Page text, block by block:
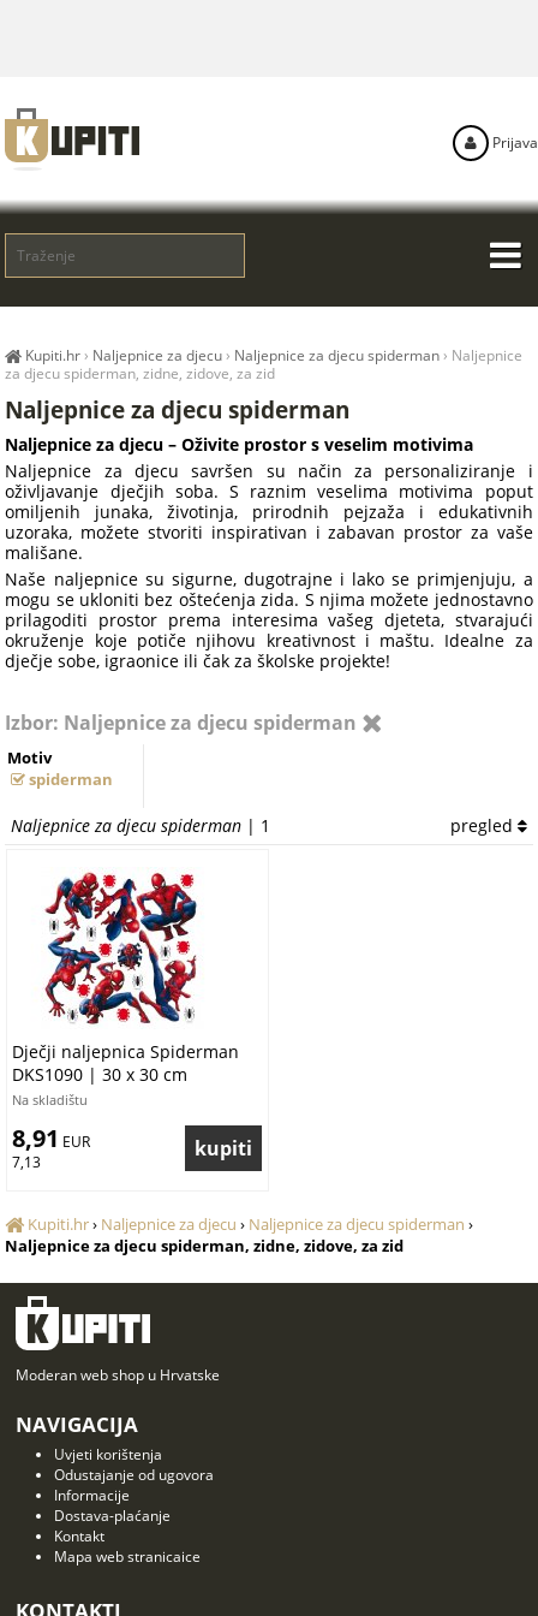
Kupiti.hr› Naljepnice za djecu › Naljepnice za djecu spiderman › Naljepnice
za djecu spiderman, zidne, zidove, za zid
Naljepnice za djecu spiderman
Naljepnice za djecu – Oživite prostor s veselim motivima
Naljepnice za djecu savršen su način za personaliziranje i
oživljavanje dječjih soba. S raznim veselima motivima poput
omiljenih junaka, životinja, prirodnih pejzaža i edukativnih
uzoraka, možete stvoriti inspirativan i zabavan prostor za vaše
mališane.
Naše naljepnice su sigurne, dugotrajne i lako se primjenjuju, a
mogu se ukloniti bez oštećenja zida. S njima možete jednostavno
prilagoditi prostor prema interesima vašeg djeteta, stvarajući
okruženje koje potiče njihovu kreativnost i maštu. Idealne za
dječje sobe, igraonice ili čak za školske projekte!
Izbor: Naljepnice za djecu spiderman
Motiv
spiderman
Naljepnice za djecu spiderman | 1 pregled
Dječji naljepnica Spiderman
DKS1090 | 30 x 30 cm
Na skladištu
8,91 EUR
7,13
Kupiti.hr› Naljepnice za djecu › Naljepnice za djecu spiderman ›
Naljepnice za djecu spiderman, zidne, zidove, za zid
Prijava
Moderan web shop u Hrvatske
NAVIGACIJA
Uvjeti korištenja
Odustajanje od ugovora
Informacije
Dostava-plaćanje
Kontakt
Mapa web stranicaice
KONTAKTI